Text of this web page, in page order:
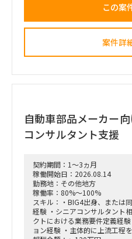
戦略ファームが描いた絵に留
動変容までを一気通貫で実現
■ 担当いただくポジション・
身の企画検討」
単なる進捗管理（事務局型
IT（AI）の両面から中身の議
■ 具体的な業務内容
富裕層向けセグメント戦略、
経営・役員クラスに対する定
のディスカッション（壁打ち）
「バディAI」「AIロープレ」「
ールの要件定義から、それを現
（行動変容設計）までの定着
支店長やトップ営業経験を持
コアメンバーとタッグを組み
ながら実効性の高い設計を行
この案
案件詳
自動車部品メーカー
コンサルタント支援
契約期間：1～3ヵ月
稼働開始日：2026.08.14
勤務地：その他地方
稼働率：80%～100%
スキル：・BIG4出身、または
経験 ・シニアコンサルタント
クトにおける業務要件定義経
ョン経験 ・主体的に上流工程